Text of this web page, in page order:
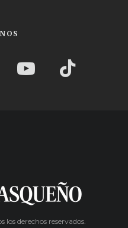
los derechos reservados.